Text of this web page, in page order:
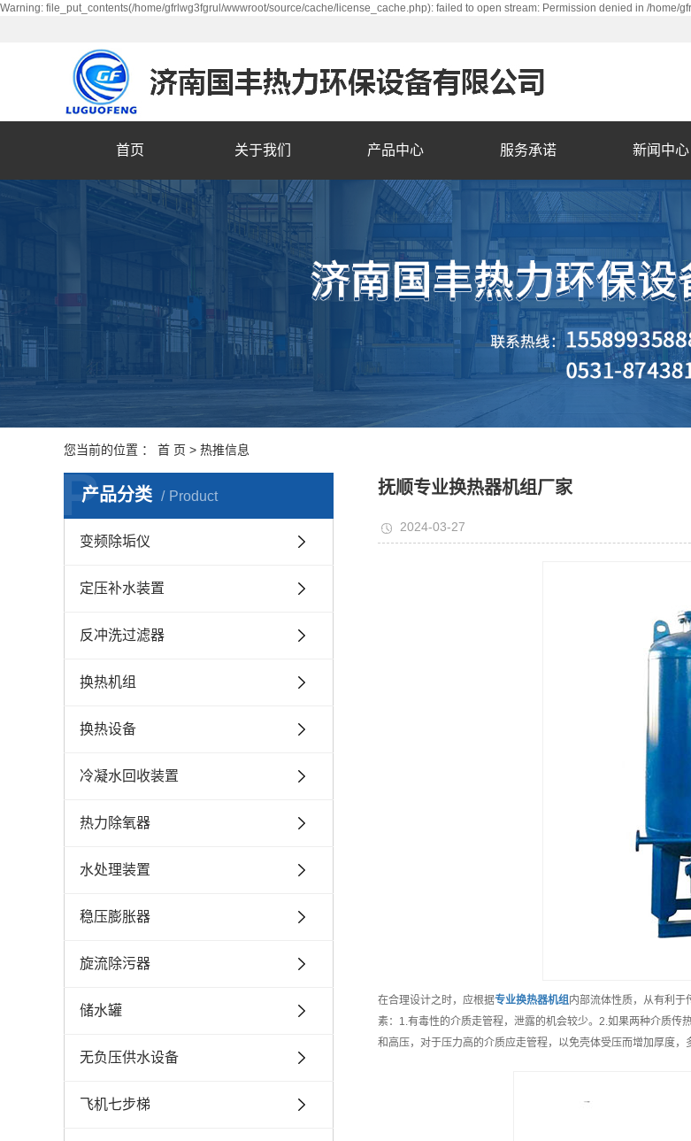
Warning: file_put_contents(/home/gfrlwg3fgrul/wwwroot/source/cache/license_cache.php): failed to open stream: Permission denied in /home/
首页 关于我们 产品中心 服务承诺 新闻中心
您当前的位置 ： 首 页 > 热推信息
产品分类 Product
P
变频除垢仪
定压补水装置
反冲洗过滤器
换热机组
换热设备
冷凝水回收装置
热力除氧器
水处理装置
稳压膨胀器
旋流除污器
储水罐
无负压供水设备
飞机七步梯
抚顺专业换热器机组厂家
2024-03-27
在合理设计之时，应根据专业换热器机组内部流体性质，从有利
素：1.有毒性的介质走管程，泄露的机会较少。2.如果两种介质传
和高压，对于压力高的介质应走管程，以免壳体受压而增加厚度